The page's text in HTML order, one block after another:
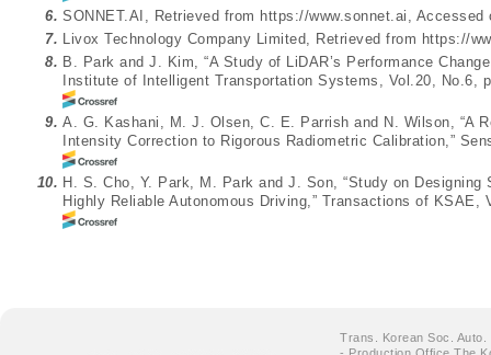
6. SONNET.AI, Retrieved from https://www.sonnet.ai , Accessed
7. Livox Technology Company Limited, Retrieved from https://
8. B. Park and J. Kim, “A Study of LiDAR’s Performance
Institute of Intelligent Transportation Systems, Vol.20, No.6,
9. A. G. Kashani, M. J. Olsen, C. E. Parrish and N. Wilson, “A
Intensity Correction to Rigorous Radiometric Calibration,”
10. H. S. Cho, Y. Park, M. Park and J. Son, “Study on
Highly Reliable Autonomous Driving,” Transactions of KSAE,
Trans. Korean Soc. Auto.